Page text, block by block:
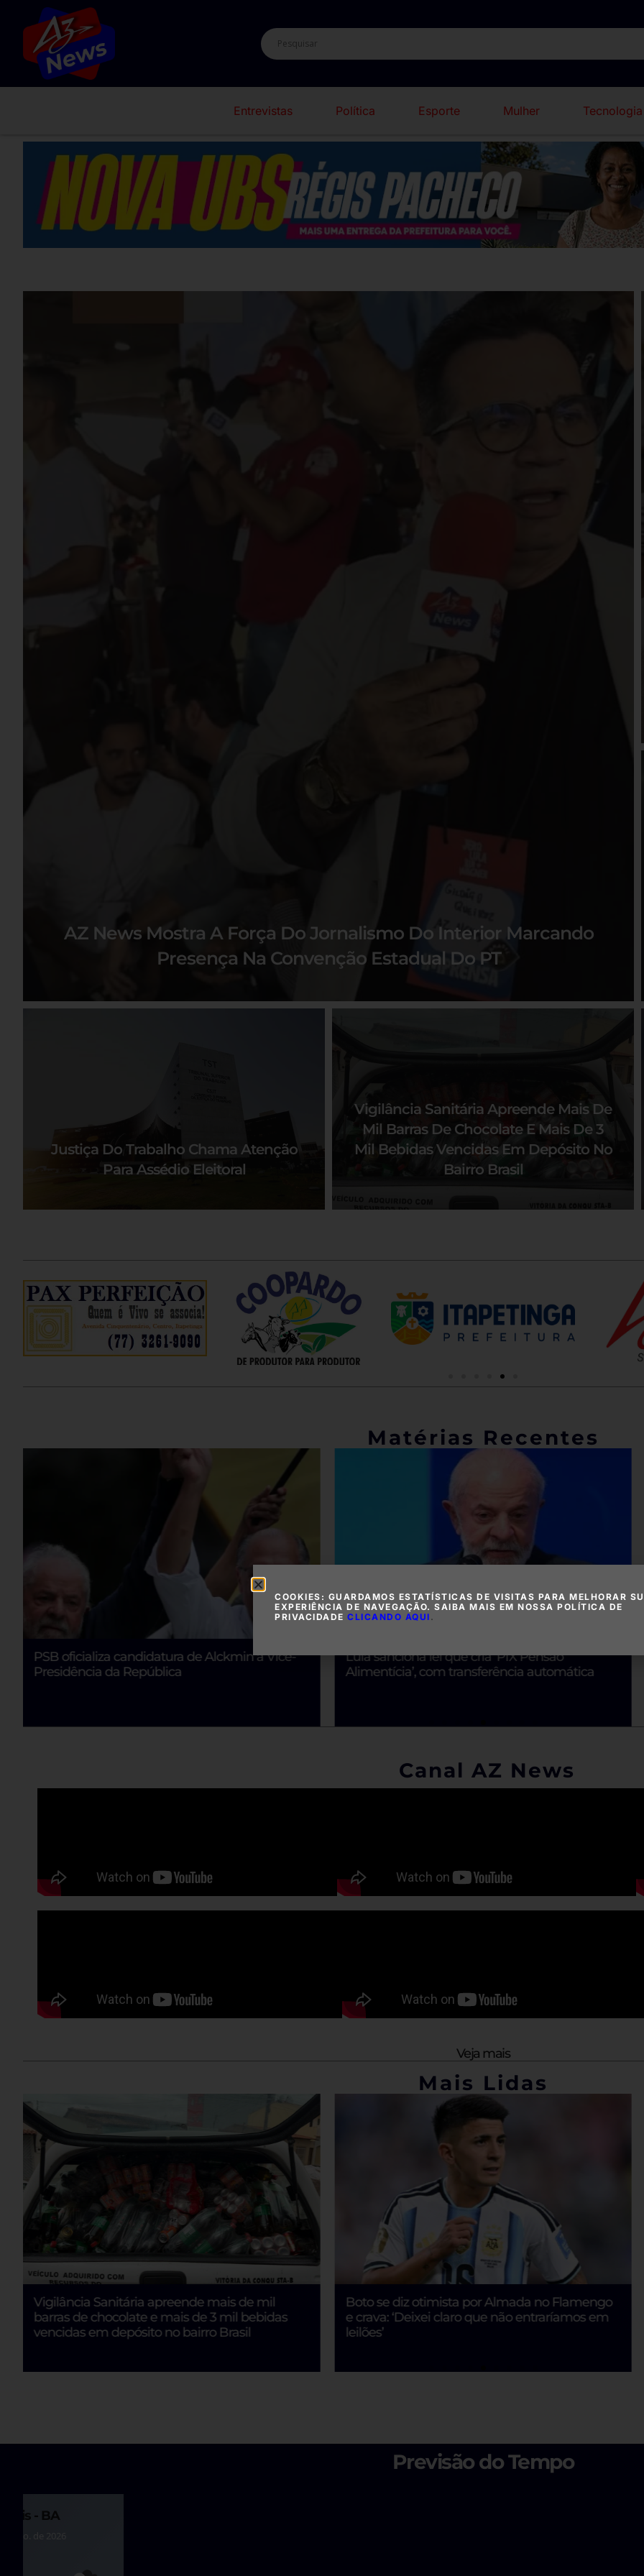
Entrevistas Política Esporte Mulher Tecnologia
AZ News Mostra A Força Do Jornalismo Do Interior Marcando
Presença Na Convenção Estadual Do PT
Justiça Do Trabalho Chama Atenção
Para Assédio Eleitoral
Vigilância Sanitária Apreende Mais De
Mil Barras De Chocolate E Mais De 3
Mil Bebidas Vencidas Em Depósito No
Bairro Brasil
Matérias Recentes
PSB oficializa candidatura de Alckmin à Vice-
Presidência da República
Lula sanciona lei que cria ‘PIX Pensão
Alimentícia’, com transferência automática
Canal AZ News
Veja mais
Mais Lidas
Vigilância Sanitária apreende mais de mil
barras de chocolate e mais de 3 mil bebidas
vencidas em depósito no bairro Brasil
Boto se diz otimista por Almada no Flamengo
e crava: ‘Deixei claro que não entraríamos em
leilões’
Previsão do Tempo
- BA
COOKIES: GUARDAMOS ESTATÍSTICAS DE VISITAS PARA MELHORAR
EXPERIÊNCIA DE NAVEGAÇÃO. SAIBA MAIS EM NOSSA POLÍTICA DE
PRIVACIDADE CLICANDO AQUI .